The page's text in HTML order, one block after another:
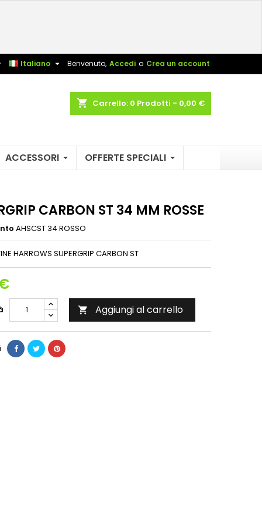
Benvenuto, Accedi o Crea un account
Italiano 
shopping_cart Carrello: 0 Prodotti - 0,00 €
ACCESSORI OFFERTE SPECIALI
CARBON ST 34 MM ROSSE
AHSCST 34 ROSSO
HARROWS SUPERGRIP CARBON ST
 Aggiungi al carrello